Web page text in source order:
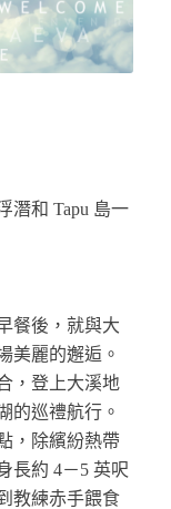
潛和 Tapu 島一
餐後，就與大
美麗的邂逅。
，登上大溪地
的巡禮航行。
，除繽紛熱帶
長約 4－5 英呎
教練赤手餵食